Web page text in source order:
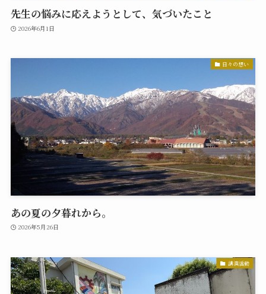
先生の悩みに応えようとして、気づいたこと
2026年6月1日
日々の想い
あの夏の夕暮れから。
2026年5月26日
講演活動